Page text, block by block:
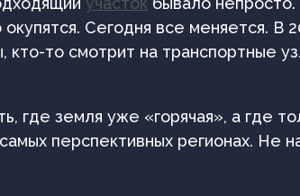
Сегодня все меняется. В
кто-то смотрит на транспортные
где земля уже «горячая», а где
перспективных регионах. Не